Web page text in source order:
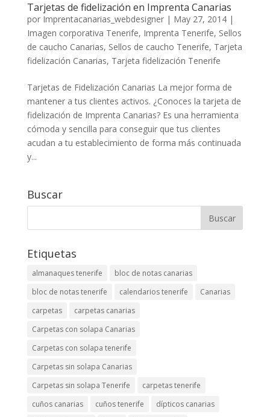
Tarjetas de fidelización en Imprenta Canarias
por Imprentacanarias_webdesigner| May 27, 2014|
Imagen corporativa Tenerife, Imprenta Tenerife, Sellos
de caucho Canarias, Sellos de caucho Tenerife, Tarjeta
fidelización Canarias, Tarjeta fidelización Tenerife
Tarjetas de Fidelización Canarias La mejor forma de
mantener a tus clientes activos. ¿Conoces la tarjeta de
fidelización de Imprenta Canarias? Es una herramienta
cómoda y sencilla para conseguir que tus clientes
acudan a tu establecimiento de forma más continuada
y...
Buscar
Etiquetas
almanaques tenerife
bloc de notas canarias
bloc de notas tenerife
calendarios tenerife
Canarias
carpetas
carpetas canarias
Carpetas con solapa Canarias
Carpetas con solapa tenerife
Carpetas sin solapa Canarias
Carpetas sin solapa Tenerife
carpetas tenerife
cuños canarias
cuños tenerife
dípticos canarias